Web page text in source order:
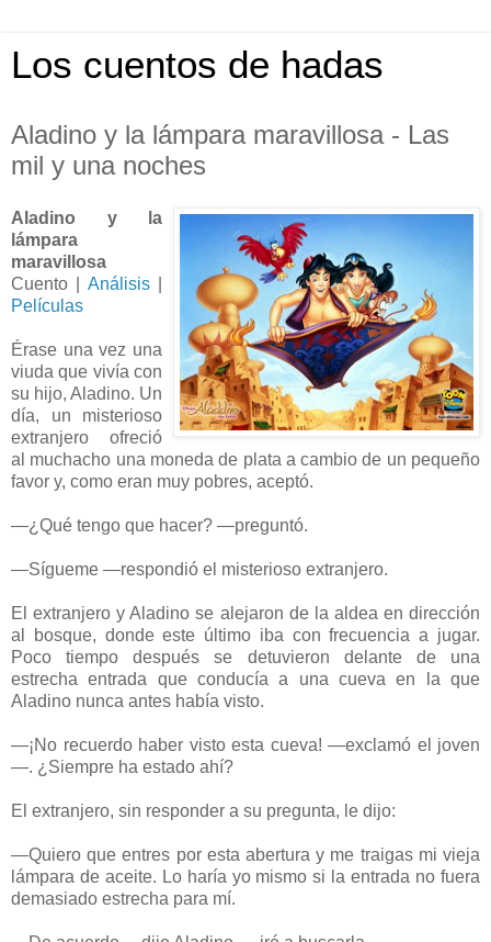
Los cuentos de hadas
Aladino y la lámpara maravillosa - Las
mil y una noches
Aladino y la
lámpara
maravillosa
Cuento | Análisis|
Películas
Érase una vez una
viuda que vivía con
su hijo, Aladino. Un
día, un misterioso
extranjero ofreció
al muchacho una moneda de plata a cambio de un pequeño
favor y, como eran muy pobres, aceptó.
—¿Qué tengo que hacer? —preguntó.
—Sígueme —respondió el misterioso extranjero.
El extranjero y Aladino se alejaron de la aldea en dirección
al bosque, donde este último iba con frecuencia a jugar.
Poco tiempo después se detuvieron delante de una
estrecha entrada que conducía a una cueva en la que
Aladino nunca antes había visto.
—¡No recuerdo haber visto esta cueva! —exclamó el joven
—. ¿Siempre ha estado ahí?
El extranjero, sin responder a su pregunta, le dijo:
—Quiero que entres por esta abertura y me traigas mi vieja
lámpara de aceite. Lo haría yo mismo si la entrada no fuera
demasiado estrecha para mí.